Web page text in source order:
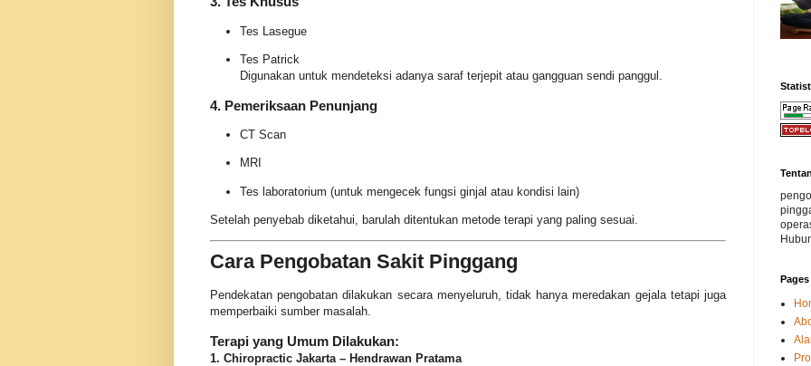
Tes Lasegue
Tes Patrick
Digunakan untuk mendeteksi adanya saraf terjepit atau gangguan sendi panggul.
4. Pemeriksaan Penunjang
CT Scan
MRI
Tes laboratorium (untuk mengecek fungsi ginjal atau kondisi lain)
Setelah penyebab diketahui, barulah ditentukan metode terapi yang paling sesuai.
Cara Pengobatan Sakit Pinggang
Pendekatan pengobatan dilakukan secara menyeluruh, tidak hanya meredakan gejala tetapi juga
memperbaiki sumber masalah.
Terapi yang Umum Dilakukan:
1. Chiropractic Jakarta – Hendrawan Pratama